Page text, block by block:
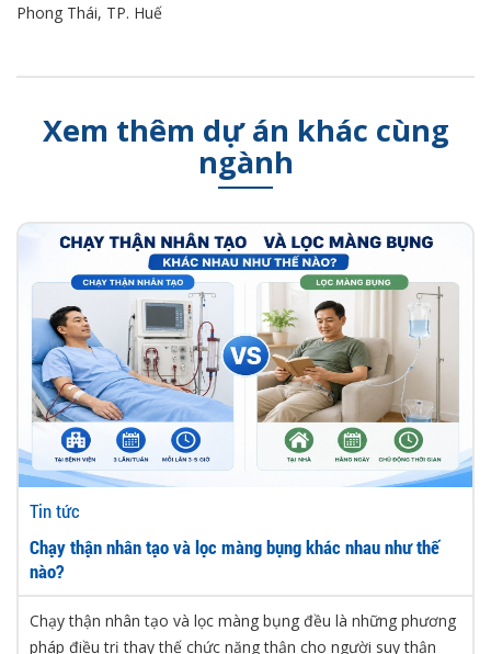
Phong Thái, TP. Huế
Xem thêm dự án khác cùng
ngành
Tin tức
Chạy thận nhân tạo và lọc màng bụng khác nhau như thế
nào?
Chạy thận nhân tạo và lọc màng bụng đều là những phương
pháp điều trị thay thế chức năng thận cho người suy thận